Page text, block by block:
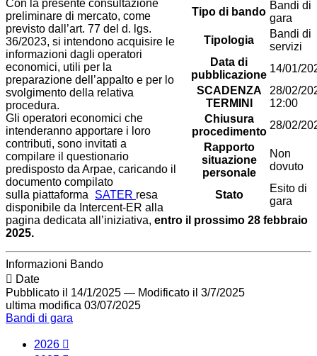
Tipo di bando
Bandi di
gara
Tipologia
Bandi di
servizi
Data di
pubblicazione
14/01/
SCADENZA
TERMINI
28/02/
12:00
Chiusura
procedimento
28/02/
Rapporto
situazione
personale
Non
dovuto
Stato
Esito di
gara
Con la presente consultazione
preliminare di mercato, come
previsto dall’art. 77 del d. lgs.
36/2023, si intendono acquisire le
informazioni dagli operatori
economici, utili per la
preparazione dell’appalto e per lo
svolgimento della relativa
procedura.
Gli operatori economici che
intenderanno apportare i loro
contributi, sono invitati a
compilare il questionario
predisposto da Arpae, caricando il
documento compilato
sulla piattaforma SATER resa
disponibile da Intercent-ER alla
pagina dedicata all’iniziativa, entro il prossimo 28 febbraio
2025.
Informazioni Bando
Date
Pubblicato il 14/1/2025 — Modificato il 3/7/2025
ultima modifica 03/07/2025
Bandi di gara
2026